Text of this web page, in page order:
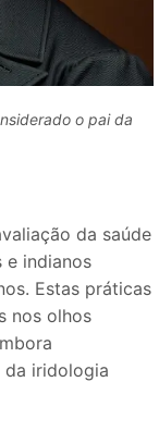
o pai da
da saúde
e indianos
Estas práticas
nos olhos
da iridologia